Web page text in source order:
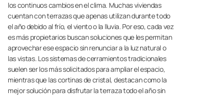
los continuos cambios en el clima. Muchas viviendas
cuentan con terrazas que apenas utilizan durante todo
el año debido al frío, el viento o la lluvia. Por eso, cada vez
es más propietarios buscan soluciones que les permitan
aprovechar ese espacio sin renunciar a la luz natural o
las vistas. Los sistemas de cerramientos tradicionales
suelen ser los más solicitados para ampliar el espacio,
mientras que las cortinas de cristal, destacan como la
mejor solución para disfrutar la terraza todo el año sin